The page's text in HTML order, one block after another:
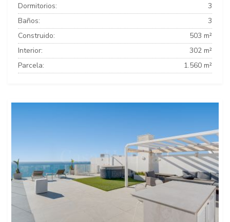
Dormitorios:
3
Baños:
3
Construido:
503 m²
Interior:
302 m²
Parcela:
1.560 m²